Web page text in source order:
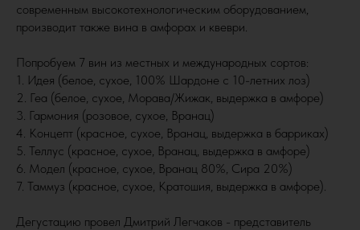
современным высокотехнологическим оборудованием,
производит также вина в амфорах и квеври.
Попробуем 7 вин из местных и международных сортов:
1. Идея (белое, сухое, 100% Шардоне с 10-летних лоз)
2. Геа (белое, сухое, Морава/Жижак, выдержка в амфоре)
3. Гармония (розовое, сухое, Вранац)
4. Концепт (красное, сухое, Вранац, выдержка в барриках)
5. Теллус (красное, сухое, Вранац, выдержка в амфоре)
6. Модел (красное, сухое, Вранац 80%, Сира 20%)
7. Таммуз (красное, сухое, Кратошия, выдержка в амфоре).
Дегустацию провел Дмитрий Легчаков - представитель